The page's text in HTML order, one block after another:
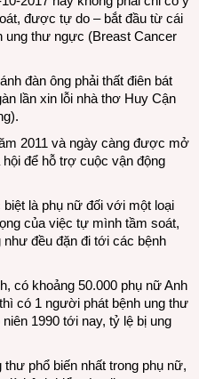
No
được tự do – bắt đầu từ cái
ung thư ngực (Breast Cancer
đàn ông phải thất điên bát
lần xin lỗi nhà thơ Huy Cận
2011 và ngày càng được mở
để hỗ trợ cuộc vận động
là phụ nữ đối với một loại
của việc tự mình tầm soát,
đều đặn đi tới các bệnh
có khoảng 50.000 phụ nữ Anh
có 1 người phát bệnh ung thư
1990 tới nay, tỷ lệ bị ung
phổ biến nhất trong phụ nữ,